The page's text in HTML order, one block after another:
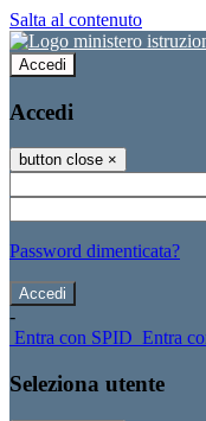
Salta al contenuto
Accedi
Accedi
button close ×
Password dimenticata?
-
Entra con SPID Entra
Seleziona utente